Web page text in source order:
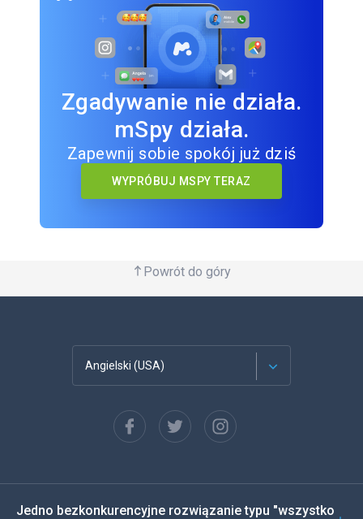
Zgadywanie nie działa.
mSpy działa.
Zapewnij sobie spokój już dziś
WYPRÓBUJ MSPY TERAZ
Powrót do góry
Angielski (USA)
Español
Deutsch
Jedno bezkonkurencyjne rozwiązanie typu "wszystko